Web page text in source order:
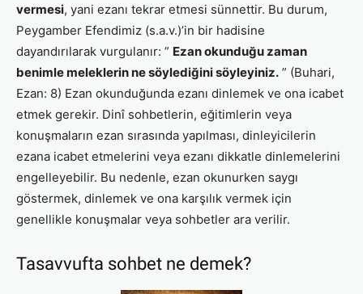
vermesi, yani ezanı tekrar etmesi sünnettir. Bu durum,
Peygamber Efendimiz (s.a.v.)’in bir hadisine
dayandırılarak vurgulanır: ” Ezan okunduğu zaman
benimle meleklerin ne söylediğini söyleyiniz. ” (Buhari,
Ezan: 8) Ezan okunduğunda ezanı dinlemek ve ona icabet
etmek gerekir. Dinî sohbetlerin, eğitimlerin veya
konuşmaların ezan sırasında yapılması, dinleyicilerin
ezana icabet etmelerini veya ezanı dikkatle dinlemelerini
engelleyebilir. Bu nedenle, ezan okunurken saygı
göstermek, dinlemek ve ona karşılık vermek için
genellikle konuşmalar veya sohbetler ara verilir.
Tasavvufta sohbet ne demek?